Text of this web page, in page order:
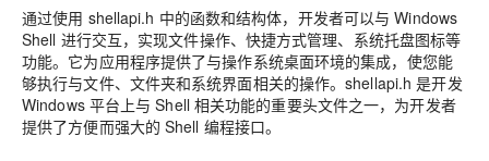
通过使用 shellapi.h 中的函数和结构体，开发者可以与 Windows
Shell 进行交互，实现文件操作、快捷方式管理、系统托盘图标等
功能。它为应用程序提供了与操作系统桌面环境的集成，使您能
够执行与文件、文件夹和系统界面相关的操作。shellapi.h 是开发
Windows 平台上与 Shell 相关功能的重要头文件之一，为开发者
提供了方便而强大的 Shell 编程接口。